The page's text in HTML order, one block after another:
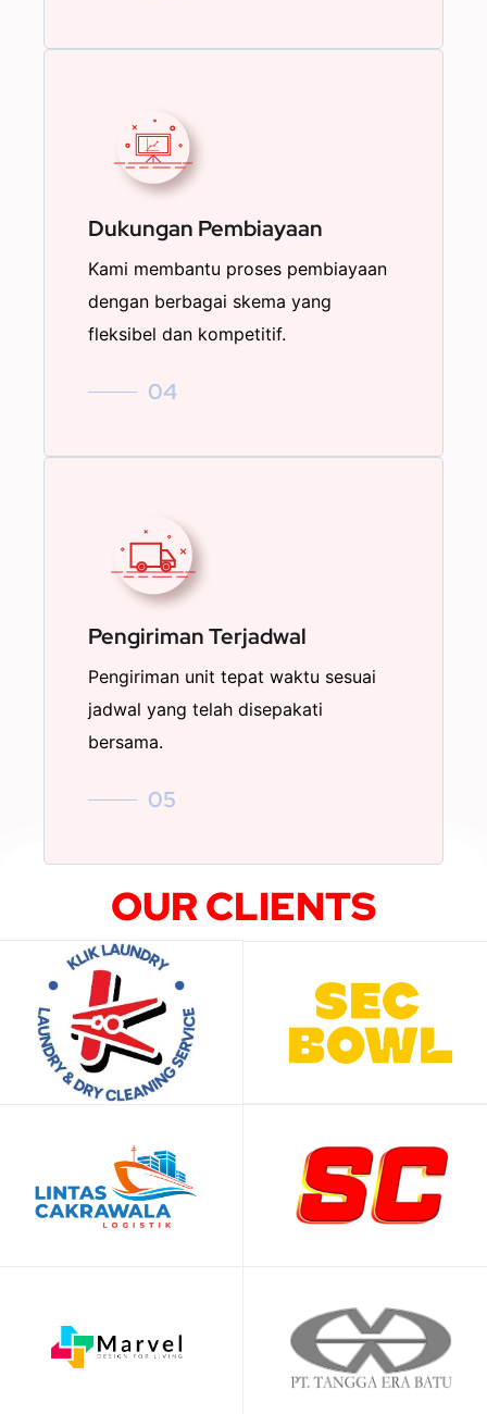
Dukungan Pembiayaan
Kami membantu proses pembiayaan
dengan berbagai skema yang
fleksibel dan kompetitif.
04
Pengiriman Terjadwal
Pengiriman unit tepat waktu sesuai
jadwal yang telah disepakati
bersama.
05
OUR CLIENTS